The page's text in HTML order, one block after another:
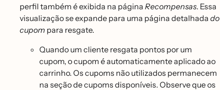
perfil também é exibida na página Recompensas. Essa
visualização se expande para uma página detalhada do
cupom para resgate.
Quando um cliente resgata pontos por um
cupom, o cupom é automaticamente aplicado ao
carrinho. Os cupoms não utilizados permanecem
na seção de cupoms disponíveis. Observe que os